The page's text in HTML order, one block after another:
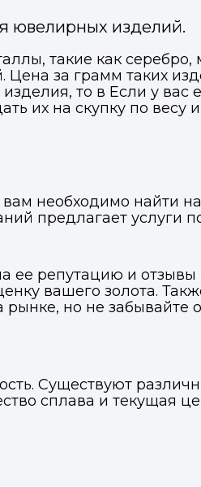
ювелирных изделий.
такие как серебро,
Цена за грамм таких
то в Если у вас
их на скупку по весу и
необходимо найти
предлагает услуги
ее репутацию и отзывы
вашего золота.
но не забывайте
Существуют
сплава и текущая